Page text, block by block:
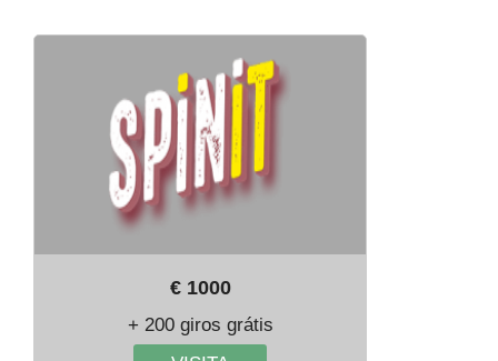
€ 1000
+ 200 giros grátis